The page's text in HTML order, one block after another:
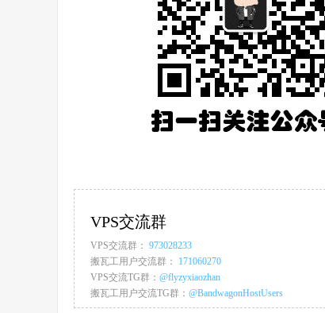
VPS交流群
VPS交流群： 973028233
搬瓦工用户交流群： 171060270
VPS交流TG群： @flyzyxiaozhan
搬瓦工用户交流TG群： @BandwagonHostUsers